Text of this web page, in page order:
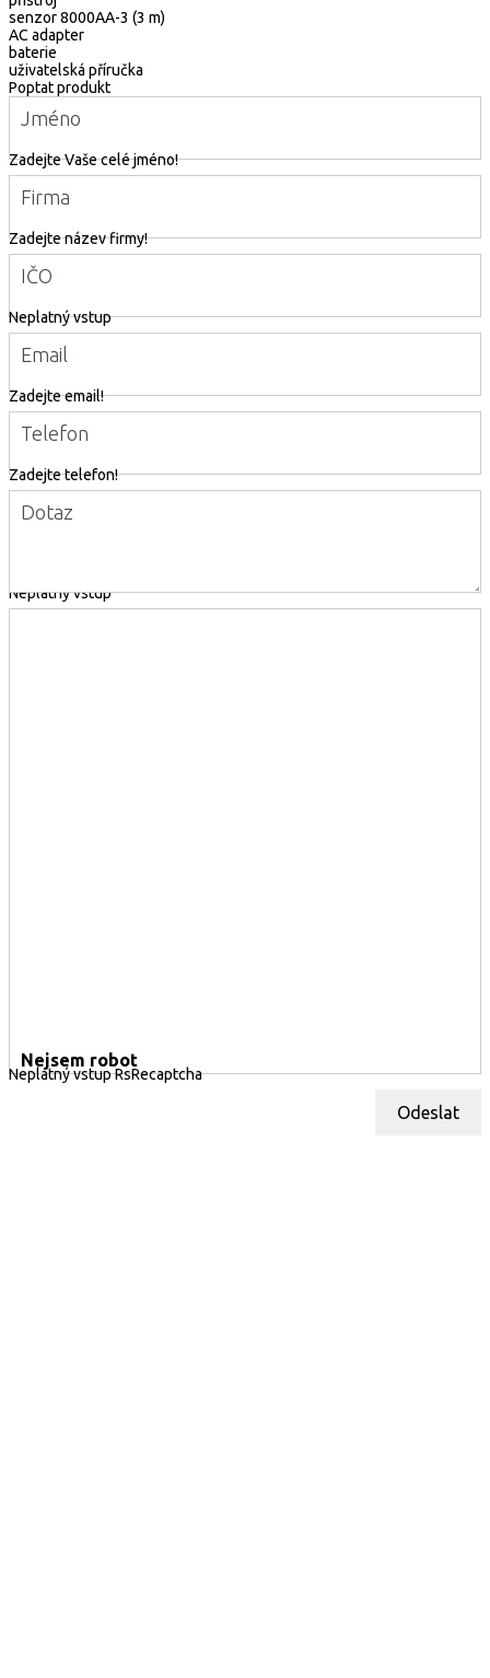
senzor 8000AA-3 (3 m)
AC adapter
baterie
uživatelská příručka
Poptat produkt
Jméno
Zadejte Vaše celé jméno!
Firma
Zadejte název firmy!
IČO
Neplatný vstup
Email
Zadejte email!
Telefon
Zadejte telefon!
Dotaz
Neplatný vstup
Nejsem robot
Neplatný vstup RsRecaptcha
Odeslat